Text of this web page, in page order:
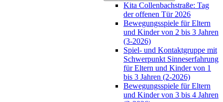
Kita Collenbachstraße: Tag
der offenen Tür 2026
Bewegungsspiele für Eltern
und Kinder von 2 bis 3 Jahren
(3-2026)
Spiel- und Kontaktgruppe mit
Schwerpunkt Sinneserfahrung
für Eltern und Kinder von 1
bis 3 Jahren (2-2026)
Bewegungsspiele für Eltern
und Kinder von 3 bis 4 Jahren